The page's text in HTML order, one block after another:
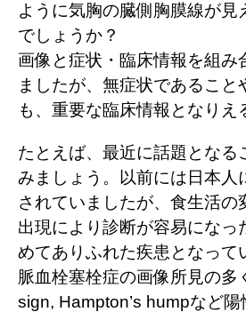
ように気胸の臓側胸膜線が
でしょうか？
画像と症状・臨床情報を組
ましたが、無症状であるこ
も、重要な臨床情報となり
たとえば、最近に話題とな
みましょう。以前には日本
されていましたが、食生活
出現により診断が容易にな
めてありふれた疾患となっ
脈血栓塞栓症の画像所見の
sign, Hampton’s humpなど